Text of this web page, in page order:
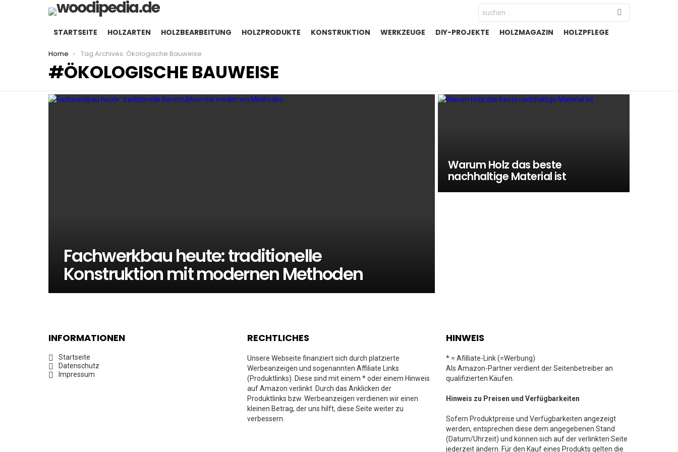
Search
for:
STARTSEITE HOLZARTEN HOLZBEARBEITUNG HOLZPRODUKTE KONSTRUKTION WERKZEUGE DIY-PROJEKTE HOLZMAGAZIN HOLZPFLEGE
You are here:
Home Tag Archives: Ökologische Bauweise
ÖKOLOGISCHE BAUWEISE
LATEST
Fachwerkbau heute: traditionelle
Konstruktion mit modernen Methoden
Warum Holz das beste
nachhaltige Material ist
INFORMATIONEN
Startseite
Datenschutz
Impressum
RECHTLICHES
Unsere Webseite finanziert sich durch platzierte
Werbeanzeigen und sogenannten Affiliate Links
(Produktlinks). Diese sind mit einem * oder einem Hinweis
auf Amazon verlinkt. Durch das Anklicken der
Produktlinks bzw. Werbeanzeigen verdienen wir einen
kleinen Betrag, der uns hilft, diese Seite weiter zu
verbessern.
HINWEIS
* = Afilliate-Link (=Werbung)
Als Amazon-Partner verdient der Seitenbetreiber an
qualifizierten Käufen.
Hinweis zu Preisen und Verfügbarkeiten
Sofern Produktpreise und Verfügbarkeiten angezeigt
werden, entsprechen diese dem angegebenen Stand
(Datum/Uhrzeit) und können sich auf der verlinkten Seite
jederzeit ändern. Für den Kauf eines Produkts gelten die